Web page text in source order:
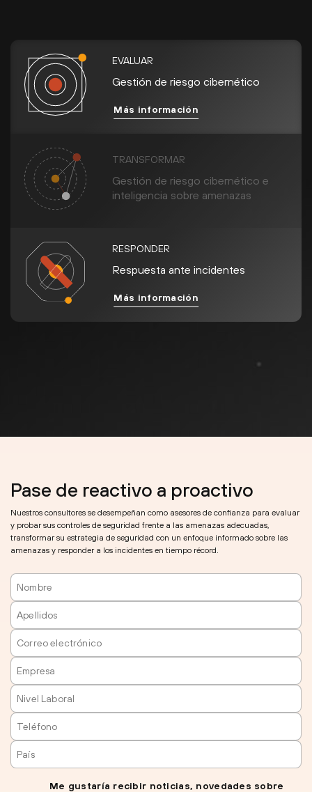
EVALUAR
Gestión de riesgo cibernético
Más información
TRANSFORMAR
Gestión de riesgo cibernético e
inteligencia sobre amenazas
RESPONDER
Respuesta ante incidentes
Más información
Pase de reactivo a proactivo
Nuestros consultores se desempeñan como asesores de confianza para evaluar
y probar sus controles de seguridad frente a las amenazas adecuadas,
transformar su estrategia de seguridad con un enfoque informado sobre las
amenazas y responder a los incidentes en tiempo récord.
Me gustaría recibir noticias, novedades sobre